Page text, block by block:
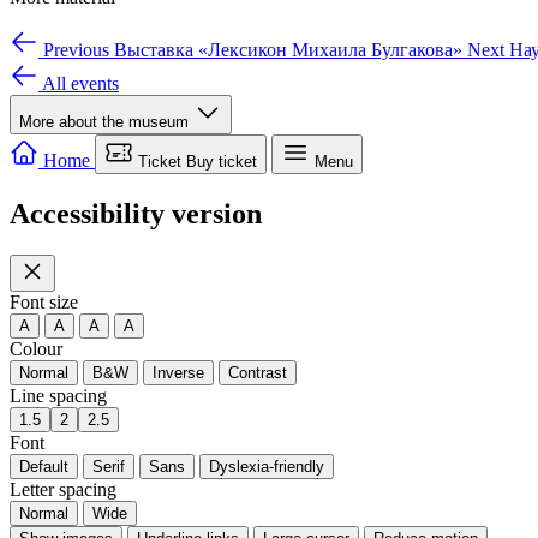
Previous Выставка «Лексикон Михаила Булгакова» Next
All events
More about the museum
We use cookies for site operation and analytics.
Necessary only Cookie settings
Accessibility version
Font size
A A A
Colour
Normal B&W Inverse Contrast
Line spacing
1.5 2 2.5
Font